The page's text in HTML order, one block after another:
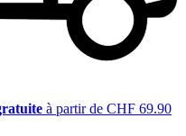
à partir de CHF 69.90